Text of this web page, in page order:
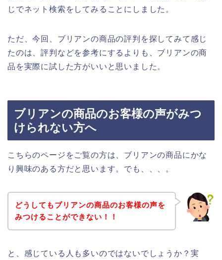
じでネット検索をしてみることにしました。
ただ、今回、ブリアンの商品の評判を探してみて感じ
たのは、評判などを参考にするよりも、ブリアンの商
品を実際に試した方がいいと思いました。
ブリアンの商品のお客様の声がみつ
けられない方へ
こちらのページをご覧の方は、ブリアンの商品にかな
り興味のある方だと思います。でも、、、。
どうしてもブリアンの商品のお客様の声を
みつけることができない！！
と、感じている人も多いのではないでしょうか？実